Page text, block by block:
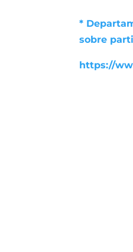
*
sobre
https://